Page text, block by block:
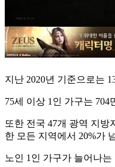
지난 2020년 기준으로는
75세 이상 1인 가구는
또한 전국 47개 광역 지방
한 모든 지역에서 20%가
노인 1인 가구가 늘어나